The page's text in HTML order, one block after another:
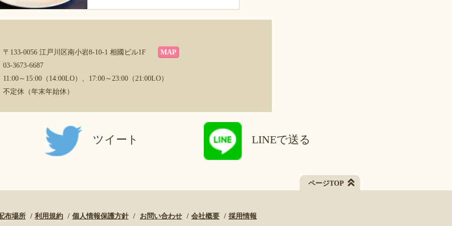
〒133-0056 江戸川区南小岩8-10-1 相國ビル1F
MAP
03-3673-6687
11:00～15:00（14:00LO）、17:00～23:00（21:00LO）
不定休（年末年始休）
ツイート LINEで送る
ページTOP
布場所 利用規約 個人情報保護方針 お問い合わせ 会社概要 採用情報